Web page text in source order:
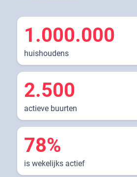
1.000.000
huishoudens
2.500
actieve buurten
78%
is wekelijks actief